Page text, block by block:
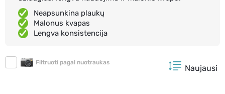
Neapsunkina plaukų
Malonus kvapas
Lengva konsistencija
Filtruoti pagal nuotraukas
Naujausi